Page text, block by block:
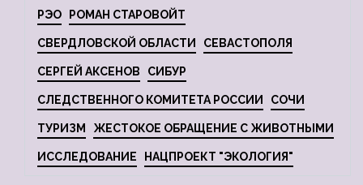
РЭО РОМАН СТАРОВОЙТ
СВЕРДЛОВСКОЙ ОБЛАСТИ СЕВАСТОПОЛЯ
СЕРГЕЙ АКСЕНОВ СИБУР
СЛЕДСТВЕННОГО КОМИТЕТА РОССИИ СОЧИ
ТУРИЗМ ЖЕСТОКОЕ ОБРАЩЕНИЕ С ЖИВОТНЫМИ
ИССЛЕДОВАНИЕ НАЦПРОЕКТ "ЭКОЛОГИЯ"